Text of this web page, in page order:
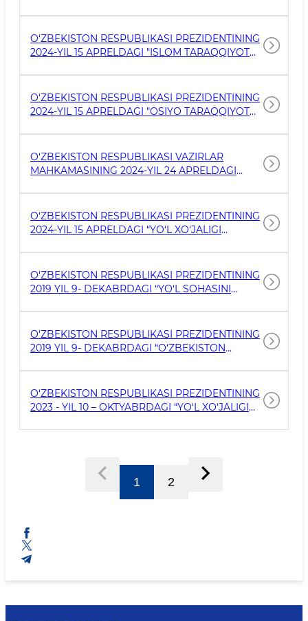
SON QARORI.
SAQLANISHINI TA’MINLASH HAMDA
HUDUDLARNI OBODONLASHTIRISH BO‘YICHA
AMALDAGI MEXANIZMLARNI
TO‘G‘RISIDA" GI QAR
O‘ZBEKISTON RESPUBLIKASI PREZIDENTINING
2024-YIL 15 APRELDAGI "ISLOM TARAQQIYOT
JAMG‘ARMASI ISHTIROKIDA “M39 “OLMAOTA —
BISHKEK — TOSHKENT — SHAHRISABZ —
TERMIZ” AVTOMOBIL YO‘LINING 1255 — 1315 KM
O‘ZBEKISTON RESPUBLIKASI PREZIDENTINING
2024-YIL 15 APRELDAGI "OSIYO TARAQQIYOT
QOPLAMALI ICHKI YO‘LLARNI QURISH”
LOYIHASINI AMALGA OSHIRISH CHORA-
TADBIRLARI TO‘G‘RISIDA" GI QARORI 157-SON
O‘ZBEKISTON RESPUBLIKASI VAZIRLAR
MAHKAMASINING 2024-YIL 24 APRELDAGI
YO‘LLARINI EKSPLUATATSIYA QILISH ISHLARINI
AUTSORSING ASOSIDA XUSUSIY SEKTOR
TOMONIDAN AMALGA OSHIRISHNI TASHKIL
O‘ZBEKISTON RESPUBLIKASI PREZIDENTINING
2024-YIL 15 APRELDAGI “YO‘L XO‘JALIGI
CHORA-TADBIRLARI BELGILANGANLIGI
MUNOSABATI BILAN O‘ZBEKISTON
RESPUBLIKASI PREZIDENTINING AYRIM
SHUNING
O‘ZBEKISTON RESPUBLIKASI PREZIDENTINING
2019 YIL 9- DEKABRDAGI “YO‘L SOHASINI
TAKOMILLASHTIRISHGA OID CHORA-
TADBIRLAR TO‘G‘RISIDA” GI QARORI 4545-SON
O‘ZBEKISTON RESPUBLIKASI PREZIDENTINING
2019 YIL 9- DEKABRDAGI “O‘ZBEKISTON
CHUQUR ISLOH QILISH CHORA-TADBIRLARI
TO‘G‘RISIDA”GI FARMONI 5890-SON
O‘ZBEKISTON RESPUBLIKASI PREZIDENTINING
2023 - YIL 10 – OKTYABRDAGI “YO‘L XO‘JALIGI
1 2